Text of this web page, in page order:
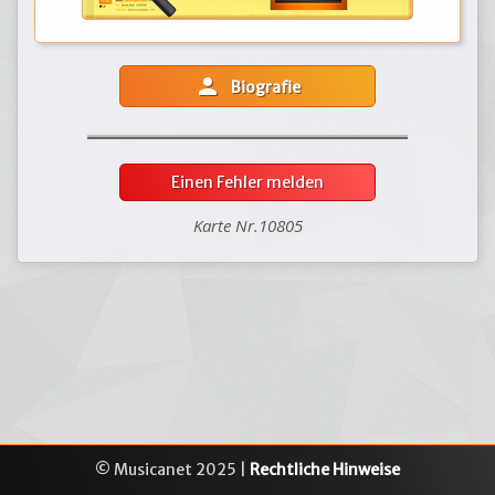
person Biografie
Einen Fehler melden
Karte Nr.10805
© Musicanet 2025 | Rechtliche Hinweise